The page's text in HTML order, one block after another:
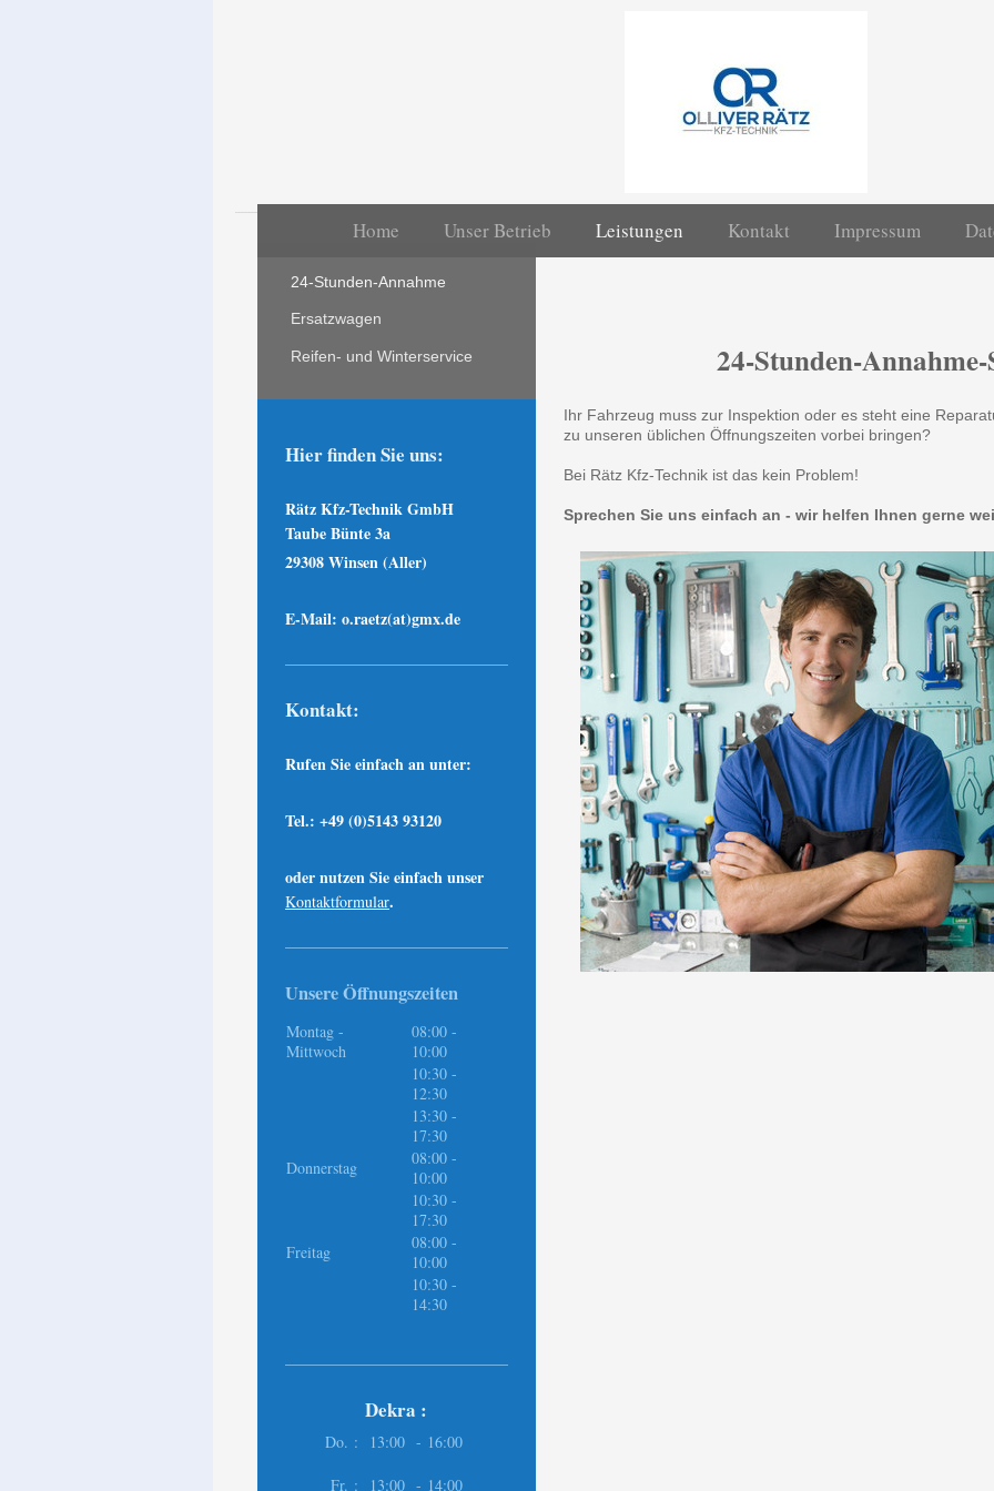
Home Unser Betrieb Leistungen Kontakt Impressum
MEISTERWERKSTATT
24-Stunden-
Ihr Fahrzeug muss zur Inspektion oder es steht eine
zu unseren üblichen Öffnungszeiten vorbei bringen?
Bei Rätz Kfz-Technik ist das kein Problem!
Sprechen Sie uns einfach an - wir helfen Ihnen gerne
24-Stunden-Annahme
Ersatzwagen
Reifen- und Winterservice
Hier finden Sie uns:
Rätz Kfz-Technik GmbH
Taube Bünte 3a
29308 Winsen (Aller)
E-Mail: o.raetz(at)gmx.de
Kontakt:
Rufen Sie einfach an unter:
Tel.: +49 (0)5143 93120
oder nutzen Sie einfach unser
Kontaktformular.
Unsere Öffnungszeiten
Montag -
Mittwoch
08:00 -
10:00
10:30 -
12:30
13:30 -
17:30
Donnerstag
08:00 -
10:00
10:30 -
17:30
Freitag
08:00 -
10:00
10:30 -
14:30
Dekra :
Do. : 13:00 - 16:00
Fr. : 13:00 - 14:00